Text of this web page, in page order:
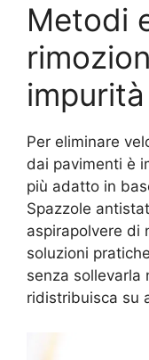
Metodi
impurità
Per eliminare
dai pavimenti è
più adatto in
Spazzole
aspirapolvere di
soluzioni
senza sollevarla
ridistribuisca su